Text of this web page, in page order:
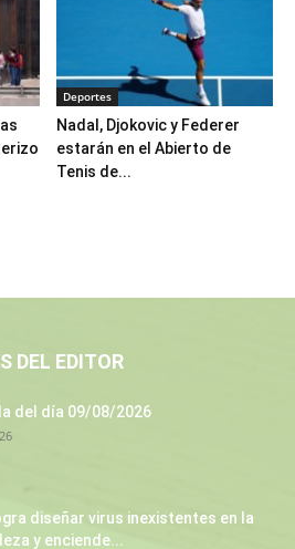
Deportes
Nadal, Djokovic y Federer
estarán en el Abierto de
Tenis de...
DEL EDITOR
del día 09/08/2026
diseñar virus inexistentes en la
y enciende...